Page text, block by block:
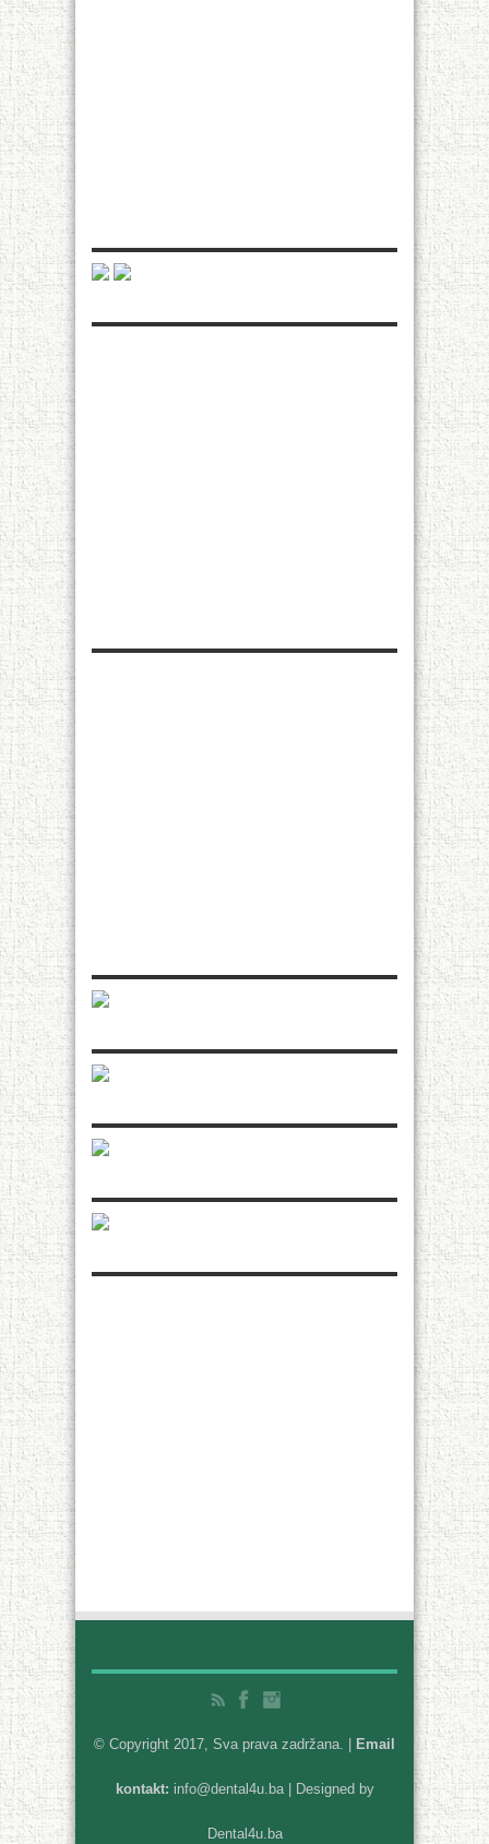
© Copyright 2017, Sva prava zadržana. | Email
kontakt: info@dental4u.ba| Designed by
Dental4u.ba